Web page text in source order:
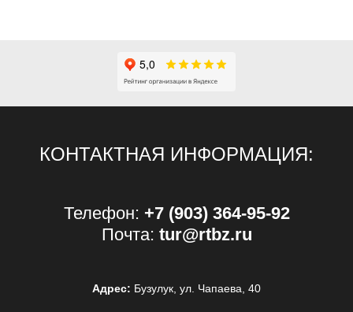
КОНТАКТНАЯ ИНФОРМАЦИЯ:
Телефон: +7 (903) 364-95-92
Почта: tur@rtbz.ru
Адрес: Бузулук, ул. Чапаева, 40